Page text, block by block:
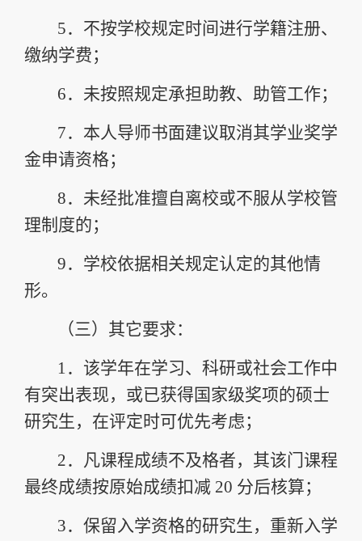
5． 不按学校规定时间进行学籍注册、
缴纳学费；
6． 未按照规定承担助教、助管工作；
7． 本人导师书面建议取消其学业奖学
金申请资格；
8． 未经批准擅自离校或不服从学校管
理制度的；
9． 学校依据相关规定认定的其他情
形。
（三） 其它要求：
1． 该学年在学习、科研或社会工作中
有突出表现，或已获得国家级奖项的硕士
研究生，在评定时可优先考虑；
2．
凡课程成绩不及格者，其该门课程
最终成绩按原始成绩扣减 20 分后核算；
3． 保留入学资格的研究生，重新入学